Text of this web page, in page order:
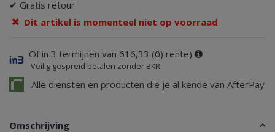
✔ Gratis retour
Dit artikel is momenteel niet op voorraad
Of in 3 termijnen van 616,33 (0) rente)
Veilig gespreid betalen zonder BKR
Alle diensten en producten die je al kende van AfterPay
Omschrijving